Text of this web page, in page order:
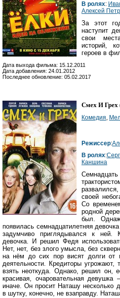
В ролях:
Алексей
За этот
наступит
свои
историй,
героев в
Дата выхода фильма: 15.12.2011
Дата добавления: 24.01.2012
Последнее обновление: 05.02.2017
Смех И Грех
Комедия,
Режиссер:
В ролях:
Каншина
своей
Со
родной
был.
появилась семнадцатилетняя
задумчиво приглядывался к ней.
девочка. И решил Федя
Нет, нет, без злого умысла, без
на нём до сих пор висят долги от
деятельности. Кредиторы угрожают,
взять неоткуда. Однако, решил он,
красивая, очаровательная
иначе. Он просит Наташу несколько
в шутку, конечно, не взаправду.